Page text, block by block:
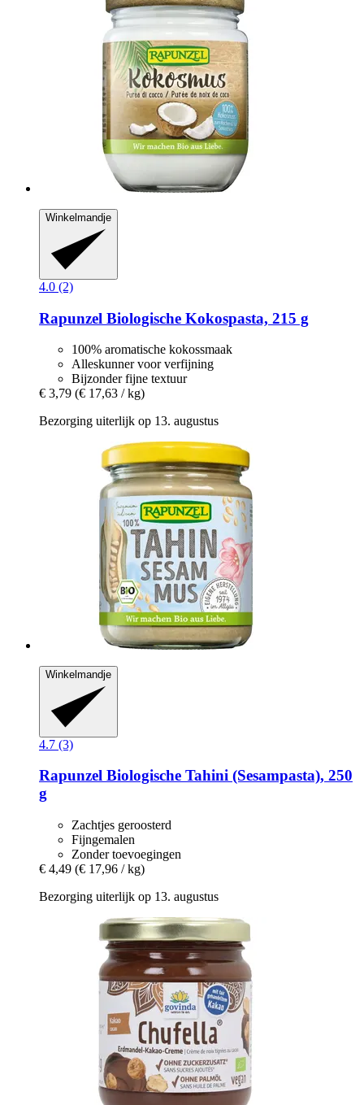
Winkelmandje
4.0 (2)
Rapunzel Biologische Kokospasta, 215 g
100% aromatische kokossmaak
Alleskunner voor verfijning
Bijzonder fijne textuur
€ 3,79 (€ 17,63 / kg)
Bezorging uiterlijk op 13. augustus
Winkelmandje
4.7 (3)
Rapunzel Biologische Tahini (Sesampasta), 250
g
Zachtjes geroosterd
Fijngemalen
Zonder toevoegingen
€ 4,49 (€ 17,96 / kg)
Bezorging uiterlijk op 13. augustus